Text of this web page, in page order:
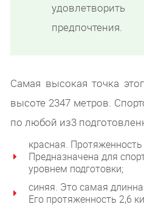
предпочтения.
Самая высокая точка
высоте 2347 метров.
по любой из3
красная.
Предназначена для
уровнем подготовки;
синяя. Это самая
Его протяженность 2,6